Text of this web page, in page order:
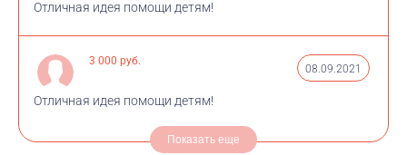
Отличная идея помощи детям!
3 000 руб.
08.09.2021
Отличная идея помощи детям!
Показать еще